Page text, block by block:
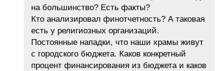
на большинство? Есть факты?
Кто анализировал финотчетность? А таковая
есть у религиозных организаций.
Постоянные нападки, что наши храмы живут
с городского бюджета. Каков конкретный
процент финансирования из бюджета и каков